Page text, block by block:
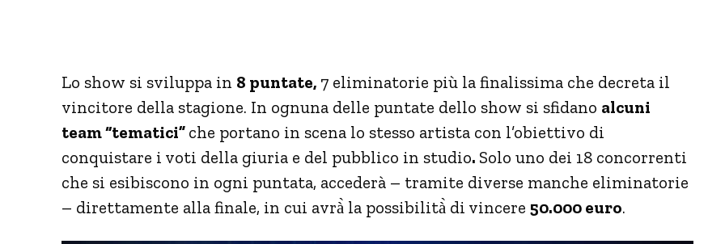
Lo show si sviluppa in 8 puntate, 7 eliminatorie più la finalissima che decreta il
vincitore della stagione. In ognuna delle puntate dello show si sfidano alcuni
team “tematici” che portano in scena lo stesso artista con l’obiettivo di
conquistare i voti della giuria e del pubblico in studio. Solo uno dei 18 concorrenti
che si esibiscono in ogni puntata, accederà – tramite diverse manche eliminatorie
– direttamente alla finale, in cui avrà̀ la possibilità̀ di vincere 50.000 euro.